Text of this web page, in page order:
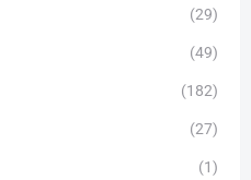
(29)
(49)
(182)
(27)
(1)